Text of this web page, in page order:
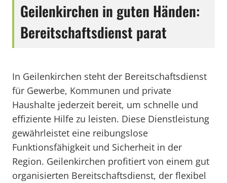
Geilenkirchen in guten Händen:
Bereitschaftsdienst parat
In Geilenkirchen steht der Bereitschaftsdienst
für Gewerbe, Kommunen und private
Haushalte jederzeit bereit, um schnelle und
effiziente Hilfe zu leisten. Diese Dienstleistung
gewährleistet eine reibungslose
Funktionsfähigkeit und Sicherheit in der
Region. Geilenkirchen profitiert von einem gut
organisierten Bereitschaftsdienst, der flexibel